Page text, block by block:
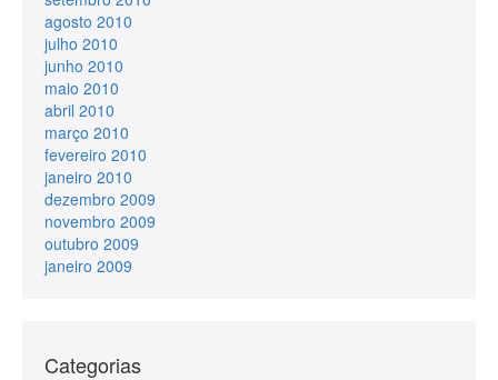
agosto 2010
julho 2010
junho 2010
maio 2010
abril 2010
março 2010
fevereiro 2010
janeiro 2010
dezembro 2009
novembro 2009
outubro 2009
janeiro 2009
Categorias